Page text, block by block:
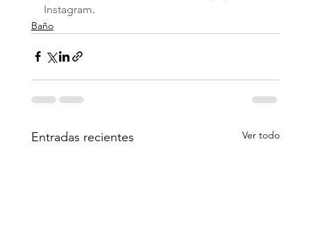
Instagram.
Baño
Entradas recientes Ver todo